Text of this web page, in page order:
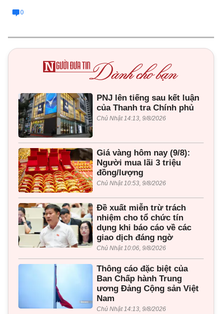
0
PNJ lên tiếng sau kết luận
của Thanh tra Chính phủ
Chủ Nhật 14:13, 9/8/2026
Giá vàng hôm nay (9/8):
Người mua lãi 3 triệu
đồng/lượng
Chủ Nhật 10:53, 9/8/2026
Đề xuất miễn trừ trách
nhiệm cho tổ chức tín
dụng khi báo cáo về các
giao dịch đáng ngờ
Chủ Nhật 10:06, 9/8/2026
Thông cáo đặc biệt của
Ban Chấp hành Trung
ương Đảng Cộng sản Việt
Nam
Chủ Nhật 14:13, 9/8/2026